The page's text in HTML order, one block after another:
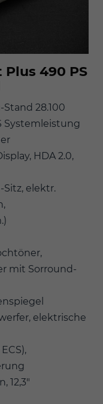
490 PS
Stand 28.100
Systemleistung
HDA 2.0,
elektr.
mit Sorround-
elektrische
12,3"